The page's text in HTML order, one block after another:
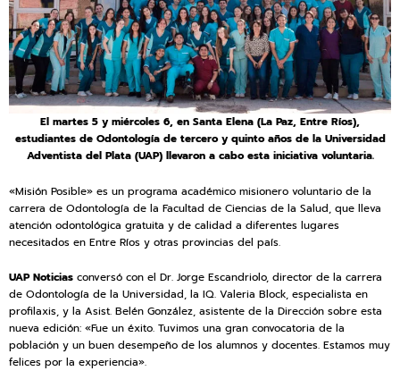
El martes 5 y miércoles 6, en Santa Elena (La Paz, Entre Ríos),
estudiantes de Odontología de tercero y quinto años de la Universidad
Adventista del Plata (UAP) llevaron a cabo esta iniciativa voluntaria.
«Misión Posible» es un programa académico misionero voluntario de la
carrera de Odontología de la Facultad de Ciencias de la Salud, que lleva
atención odontológica gratuita y de calidad a diferentes lugares
necesitados en Entre Ríos y otras provincias del país.
UAP Noticias conversó con el Dr. Jorge Escandriolo, director de la carrera
de Odontología de la Universidad, la IQ. Valeria Block, especialista en
profilaxis, y la Asist. Belén González, asistente de la Dirección sobre esta
nueva edición: «Fue un éxito. Tuvimos una gran convocatoria de la
población y un buen desempeño de los alumnos y docentes. Estamos muy
felices por la experiencia».